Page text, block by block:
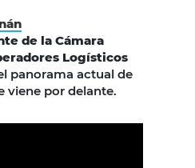
de la Cámara
Logísticos
panorama actual de
viene por delante.